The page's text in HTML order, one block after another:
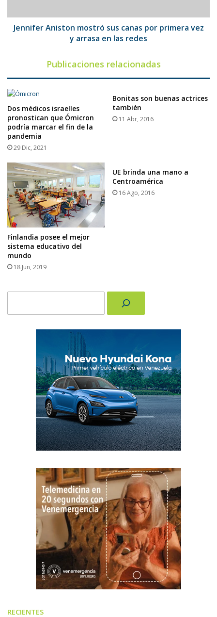
y
arrasa
Jennifer Aniston mostró sus canas por primera vez
y arrasa en las redes
Publicaciones relacionadas
Dos médicos israelíes
pronostican que Ómicron
podría marcar el fin de la
pandemia
29 Dic, 2021
Bonitas son buenas actrices
también
11 Abr, 2016
Finlandia posee el mejor
sistema educativo del
mundo
18 Jun, 2019
UE brinda una mano a
Centroamérica
16 Ago, 2016
RECIENTES